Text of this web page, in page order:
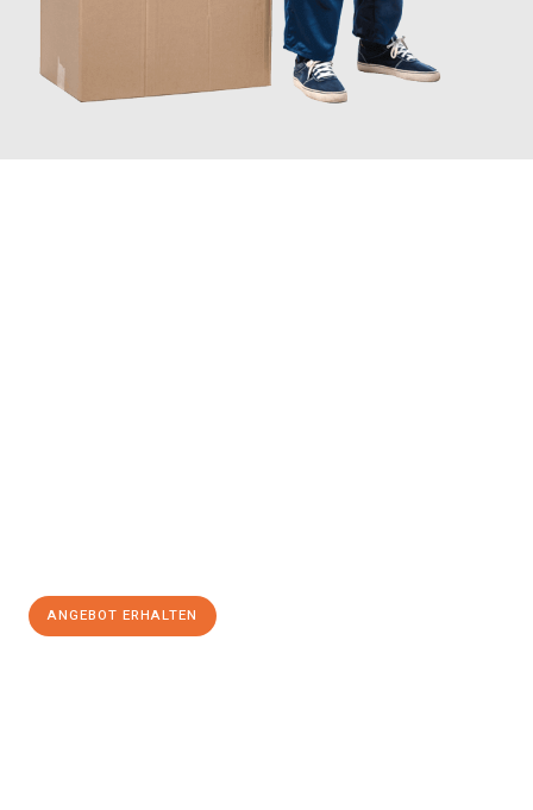
ANGEBOT ERHALTEN